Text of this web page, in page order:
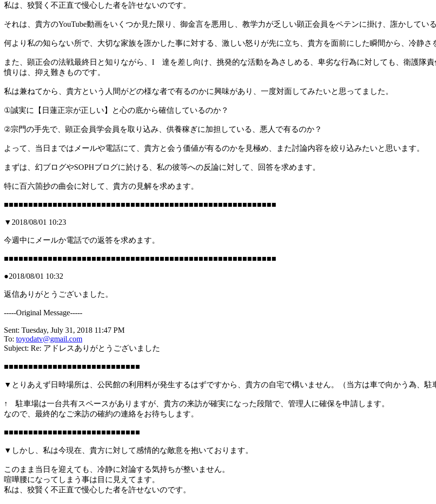
私は、狡賢く不正直で慢心した者を許せないのです。
それは、貴方のYouTube動画をいくつか見た限り、御金言を悪用し、教学力が乏しい顕正会員をペテンに掛け、誑かしてい
何より私の知らない所で、大切な家族を誑かした事に対する、激しい怒りが先に立ち、貴方を面前にした瞬間から、冷静さ
また、顕正会の法戦最終日と知りながら、I 達を差し向け、挑発的な活動を為さしめる、卑劣な行為に対しても、衛護隊
憤りは、抑え難きものです。
私は兼ねてから、貴方という人間がどの様な者で有るのかに興味があり、一度対面してみたいと思ってました。
①誠実に【日蓮正宗が正しい】と心の底から確信しているのか？
②宗門の手先で、顕正会員学会員を取り込み、供養稼ぎに加担している、悪人で有るのか？
よって、当日まではメールや電話にて、貴方と会う価値が有るのかを見極め、また討論内容を絞り込みたいと思います。
まずは、幻ブログやSOPHブログに於ける、私の彼等への反論に対して、回答を求めます。
特に百六箇抄の曲会に対して、貴方の見解を求めます。
■■■■■■■■■■■■■■■■■■■■■■■■■■■■■■■■■■■■■■■■■■■■■■■■■■■■■■■■
▼2018/08/01 10:23
今週中にメールか電話での返答を求めます。
■■■■■■■■■■■■■■■■■■■■■■■■■■■■■■■■■■■■■■■■■■■■■■■■■■■■■■■■
●2018/08/01 10:32
返信ありがとうございました。
-----Original Message-----
Sent: Tuesday, July 31, 2018 11:47 PM
To: toyodatv@gmail.com
Subject: Re: アドレスありがとうございました
■■■■■■■■■■■■■■■■■■■■■■■■■■■■
▼とりあえず日時場所は、公民館の利用料が発生するはずですから、貴方の自宅で構いません。（当方は車で向かう為、駐
↑ 駐車場は一台共有スペースがありますが、貴方の来訪が確実になった段階で、管理人に確保を申請します。
なので、最終的なご来訪の確約の連絡をお待ちします。
■■■■■■■■■■■■■■■■■■■■■■■■■■■■
▼しかし、私は今現在、貴方に対して感情的な敵意を抱いております。
このまま当日を迎えても、冷静に対論する気持ちが整いません。
喧嘩腰になってしまう事は目に見えてます。
私は、狡賢く不正直で慢心した者を許せないのです。